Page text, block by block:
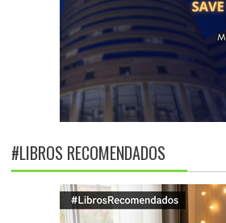
#LIBROS RECOMENDADOS